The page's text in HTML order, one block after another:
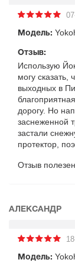
Модель:
Отзыв:
Использую
могу
выходных в
дорогу. Но
заснеженной
застали
протектор,
Отзыв
АЛЕКСАНДР
Модель: